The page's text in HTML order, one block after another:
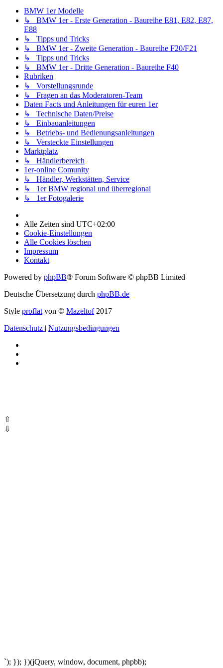
BMW 1er Modelle
↳ BMW 1er - Erste Generation - Baureihe E81, E82, E87,
E88
↳ Tipps und Tricks
↳ BMW 1er - Zweite Generation - Baureihe F20/F21
↳ Tipps und Tricks
↳ BMW 1er - Dritte Generation - Baureihe F40
Rubriken
↳ Vorstellungsrunde
↳ Fragen an das Moderatoren-Team
Daten Facts und Anleitungen für euren 1er
↳ Technische Daten/Preise
↳ Einbauanleitungen
↳ Betriebs- und Bedienungsanleitungen
↳ Versteckte Einstellungen
Marktplatz
↳ Händlerbereich
1er-online Comunity
↳ Händler, Werkstätten, Service
↳ 1er BMW regional und überregional
↳ 1er Fotogalerie
Alle Zeiten sind UTC+02:00
Cookie-Einstellungen
Alle Cookies löschen
Impressum
Kontakt
Powered by phpBB® Forum Software © phpBB Limited
Deutsche Übersetzung durch phpBB.de
Style proflatvon © Mazeltof2017
Datenschutz
Nutzungsbedingungen
⇧
⇩
`); }); })(jQuery, window, document, phpbb);